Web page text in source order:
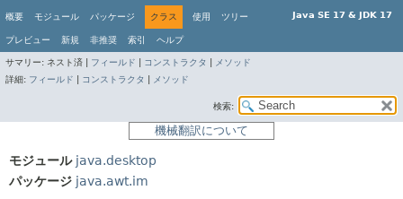
Java SE 17 & JDK 17
概要 モジュール パッケージ クラス 使用 ツリー
プレビュー 新規 非推奨 索引 ヘルプ
サマリー: ネスト済 | フィールド コンストラクタ
メソッド
詳細: フィールド コンストラクタ メソッド
検索:
機械翻訳について
モジュール java.desktop
パッケージ java.awt.im